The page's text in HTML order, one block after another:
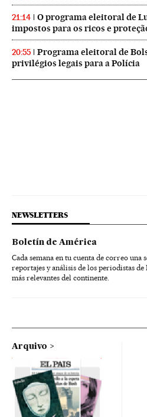
21:14
O programa eleitoral de
impostos para os ricos e
20:55
Programa eleitoral de
privilégios legais para a Polícia
NEWSLETTERS
Boletín de América
Cada semana en tu cuenta de correo una
reportajes y análisis de los periodistas
más relevantes del continente.
Arquivo